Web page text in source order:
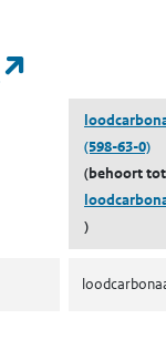
(598-63-0)
(behoort tot
)